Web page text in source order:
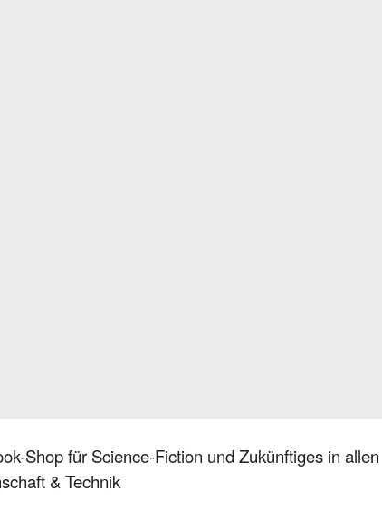
Shop für Science-Fiction und Zukünftiges in allen
& Technik